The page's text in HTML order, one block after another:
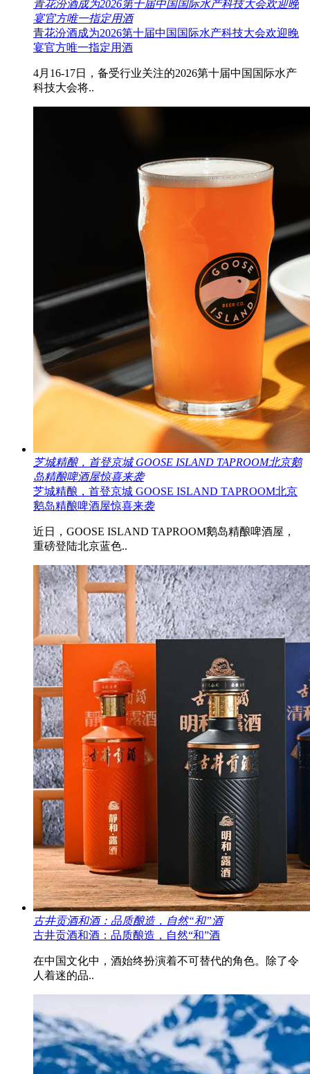
青花汾酒成为2026第十届中国国际水产科技大会欢迎晚
宴官方唯一指定用酒
青花汾酒成为2026第十届中国国际水产科技大会欢迎晚
宴官方唯一指定用酒
4月16-17日，备受行业关注的2026第十届中国国际水产
科技大会将..
芝城精酿，首登京城 GOOSE ISLAND TAPROOM北京鹅
岛精酿啤酒屋惊喜来袭
芝城精酿，首登京城 GOOSE ISLAND TAPROOM北京
鹅岛精酿啤酒屋惊喜来袭
近日，GOOSE ISLAND TAPROOM鹅岛精酿啤酒屋，
重磅登陆北京蓝色..
古井贡酒和酒：品质酿造，自然“和”酒
古井贡酒和酒：品质酿造，自然“和”酒
在中国文化中，酒始终扮演着不可替代的角色。除了令
人着迷的品..